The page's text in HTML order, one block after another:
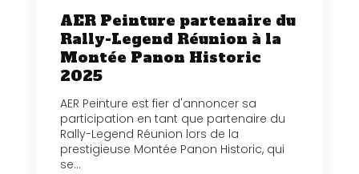
AER Peinture partenaire du
Rally-Legend Réunion à la
Montée Panon Historic
2025
AER Peinture est fier d'annoncer sa
participation en tant que partenaire du
Rally-Legend Réunion lors de la
prestigieuse Montée Panon Historic, qui
se...